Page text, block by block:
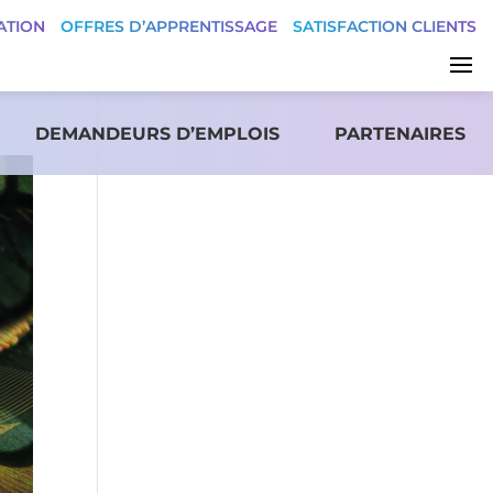
OFFRES D’APPRENTISSAGE SATISFACTION CLIENTS
DEMANDEURS D’EMPLOIS PARTENAIRES